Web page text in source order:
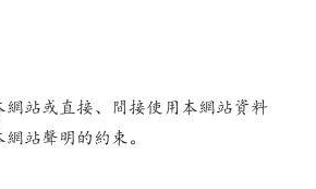
網站或直接、間接使用本網站資料
站聲明的約束。